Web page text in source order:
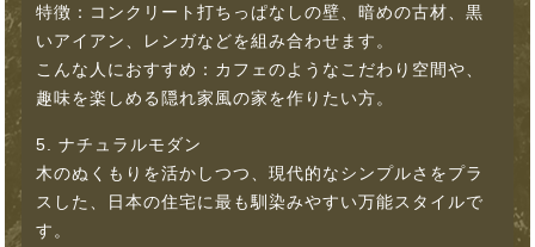
特徴：コンクリート打ちっぱなしの壁、暗めの古材、黒
いアイアン、レンガなどを組み合わせます。
こんな人におすすめ：カフェのようなこだわり空間や、
趣味を楽しめる隠れ家風の家を作りたい方。
5. ナチュラルモダン
木のぬくもりを活かしつつ、現代的なシンプルさをプラ
スした、日本の住宅に最も馴染みやすい万能スタイルで
す。